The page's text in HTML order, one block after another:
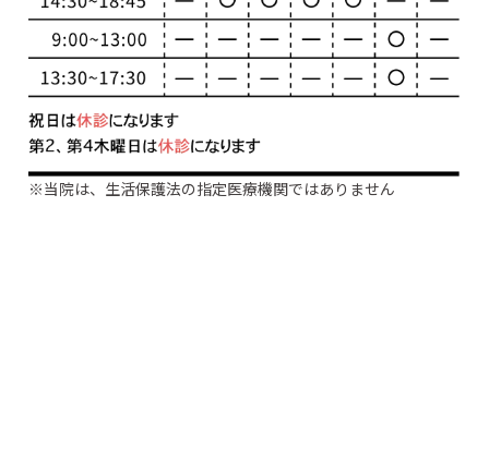
※当院は、生活保護法の指定医療機関ではありません